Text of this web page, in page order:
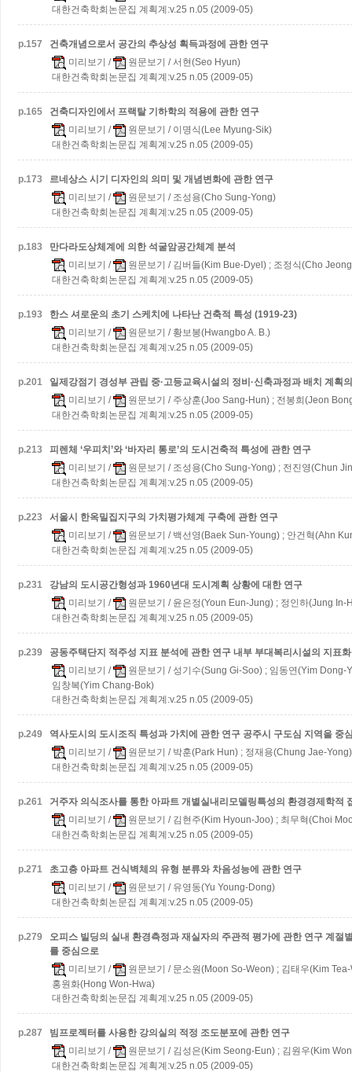
대한건축학회논문집 계획계:v.25 n.05 (2009-05)
p.157
건축개념으로서 공간의 추상성 획득과정에 관한 연구
미리보기 / 원문보기 / 서현(Seo Hyun)
대한건축학회논문집 계획계:v.25 n.05 (2009-05)
p.165
건축디자인에서 프랙탈 기하학의 적용에 관한 연구
미리보기 / 원문보기 / 이명식(Lee Myung-Sik)
대한건축학회논문집 계획계:v.25 n.05 (2009-05)
p.173
르네상스 시기 디자인의 의미 및 개념변화에 관한 연구
미리보기 / 원문보기 / 조성용(Cho Sung-Yong)
대한건축학회논문집 계획계:v.25 n.05 (2009-05)
p.183
만다라도상체계에 의한 석굴암공간체계 분석
미리보기 / 원문보기 / 김버들(Kim Bue-Dyel) ; 조정식(Cho
대한건축학회논문집 계획계:v.25 n.05 (2009-05)
p.193
한스 셔로운의 초기 스케치에 나타난 건축적 특성 (1919-23)
미리보기 / 원문보기 / 황보봉(Hwangbo A. B.)
대한건축학회논문집 계획계:v.25 n.05 (2009-05)
p.201
일제강점기 경성부 관립 중·고등교육시설의 정비·신축과정과 배치 계획
미리보기 / 원문보기 / 주상훈(Joo Sang-Hun) ; 전봉희(Jeon
대한건축학회논문집 계획계:v.25 n.05 (2009-05)
p.213
피렌체 ‘우피치’와 ‘바자리 통로’의 도시건축적 특성에 관한 연구
미리보기 / 원문보기 / 조성용(Cho Sung-Yong) ; 전진영(Chun
대한건축학회논문집 계획계:v.25 n.05 (2009-05)
p.223
서울시 한옥밀집지구의 가치평가체계 구축에 관한 연구
미리보기 / 원문보기 / 백선영(Baek Sun-Young) ; 안건혁(Ahn
대한건축학회논문집 계획계:v.25 n.05 (2009-05)
p.231
강남의 도시공간형성과 1960년대 도시계획 상황에 대한 연구
미리보기 / 원문보기 / 윤은정(Youn Eun-Jung) ; 정인하(Jung In-
대한건축학회논문집 계획계:v.25 n.05 (2009-05)
p.239 공동주택단지 적주성 지표 분석에 관한 연구 내부 부대복리시설의 지표
미리보기 / 원문보기 / 성기수(Sung Gi-Soo) ; 임동연(Yim Dong-
임창복(Yim Chang-Bok)
대한건축학회논문집 계획계:v.25 n.05 (2009-05)
p.249 역사도시의 도시조직 특성과 가치에 관한 연구 공주시 구도심 지역을 중
미리보기 / 원문보기 / 박훈(Park Hun) ; 정재용(Chung Jae-Yong)
대한건축학회논문집 계획계:v.25 n.05 (2009-05)
p.261
거주자 의식조사를 통한 아파트 개별실내리모델링특성의 환경경제학적
미리보기 / 원문보기 / 김현주(Kim Hyoun-Joo) ; 최무혁(Choi
대한건축학회논문집 계획계:v.25 n.05 (2009-05)
p.271
초고층 아파트 건식벽체의 유형 분류와 차음성능에 관한 연구
미리보기 / 원문보기 / 유영동(Yu Young-Dong)
대한건축학회논문집 계획계:v.25 n.05 (2009-05)
p.279 오피스 빌딩의 실내 환경측정과 재실자의 주관적 평가에 관한 연구 계절
를 중심으로
미리보기 / 원문보기 / 문소원(Moon So-Weon) ; 김태우(Kim
홍원화(Hong Won-Hwa)
대한건축학회논문집 계획계:v.25 n.05 (2009-05)
p.287
빔프로젝터를 사용한 강의실의 적정 조도분포에 관한 연구
미리보기 / 원문보기 / 김성은(Kim Seong-Eun) ; 김원우(Kim
대한건축학회논문집 계획계:v.25 n.05 (2009-05)